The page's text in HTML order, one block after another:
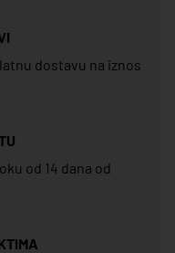
dostavu na iznos
od 14 dana od